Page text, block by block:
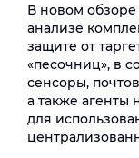
В новом обзоре
анализе
защите от
«песочниц», в
сенсоры,
а также агенты
для